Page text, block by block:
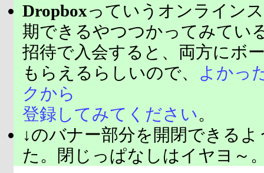
Dropboxっていうオンライン
期できるやつつかってみてい
招待で入会すると、両方にボ
もらえるらしいので、
よかっ
クから
登録してみてください。
↓のバナー部分を開閉できる
た。閉じっぱなしはイヤヨ～